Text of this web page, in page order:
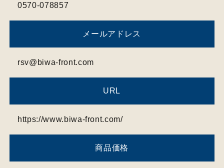
JR乗車券付宿泊プラン
電話でのお問合せ
TEL.0570-078857
0570-078857
メールアドレス
rsv@biwa-front.com
URL
https://www.biwa-front.com/
商品価格
TEL.0570-078857
ホテルニューアワジグループナビダイヤル
※お客様から頂戴する「よくあるご質問」をまとめた
ページもご参照くださいませ。